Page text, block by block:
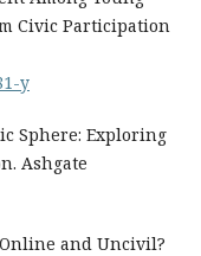
Civic Participation
y
Sphere: Exploring
Ashgate
Online and Uncivil?